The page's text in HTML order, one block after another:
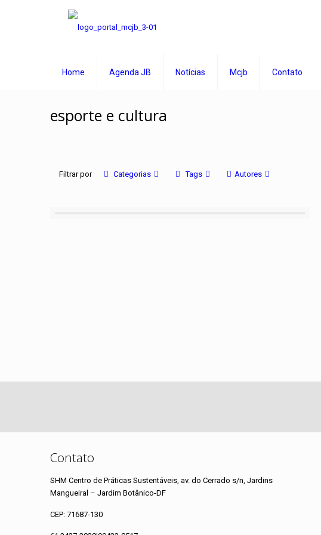
Home Agenda JB Notícias Mcjb Contato
esporte e cultura
Filtrar por Categorias Tags Autores
Contato
SHM Centro de Práticas Sustentáveis, av. do Cerrado s/n, Jardins
Mangueiral – Jardim Botânico-DF
CEP: 71687-130